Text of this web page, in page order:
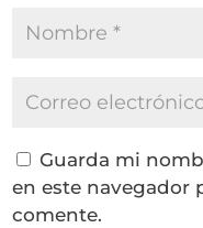
Guarda mi
en este navegador
comente.